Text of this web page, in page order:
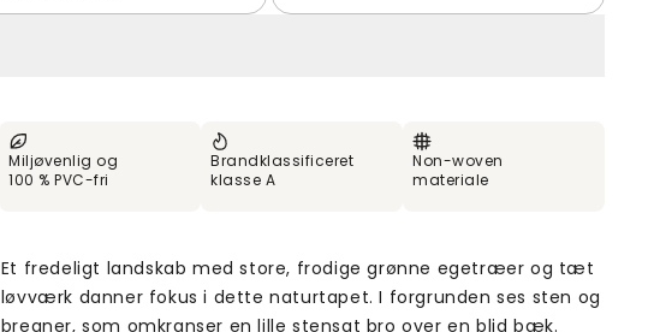
Miljøvenlig og
100 % PVC-fri
Brandklassificeret
klasse A
Non-woven
materiale
Et fredeligt landskab med store, frodige grønne egetræer og tæt
løvværk danner fokus i dette naturtapet. I forgrunden ses sten og
bregner, som omkranser en lille stensat bro over en blid bæk.